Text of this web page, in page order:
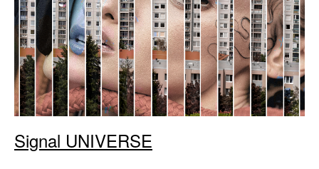
Signal UNIVERSE